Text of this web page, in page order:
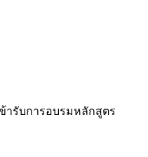
ารับการอบรมหลักสูตร